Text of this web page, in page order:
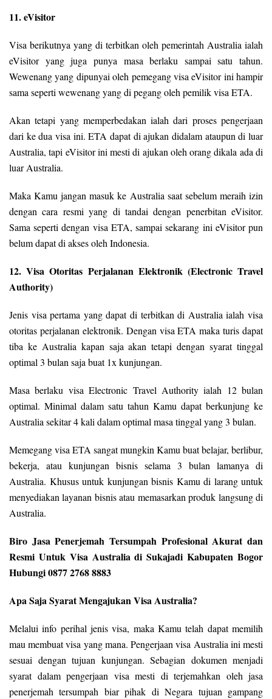
11. eVisitor
Visa berikutnya yang di terbitkan oleh pemerintah Australia ialah
eVisitor yang juga punya masa berlaku sampai satu tahun.
Wewenang yang dipunyai oleh pemegang visa eVisitor ini hampir
sama seperti wewenang yang di pegang oleh pemilik visa ETA.
Akan tetapi yang memperbedakan ialah dari proses pengerjaan
dari ke dua visa ini. ETA dapat di ajukan didalam ataupun di luar
Australia, tapi eVisitor ini mesti di ajukan oleh orang dikala ada di
luar Australia.
Maka Kamu jangan masuk ke Australia saat sebelum meraih izin
dengan cara resmi yang di tandai dengan penerbitan eVisitor.
Sama seperti dengan visa ETA, sampai sekarang ini eVisitor pun
belum dapat di akses oleh Indonesia.
12. Visa Otoritas Perjalanan Elektronik (Electronic Travel
Authority)
Jenis visa pertama yang dapat di terbitkan di Australia ialah visa
otoritas perjalanan elektronik. Dengan visa ETA maka turis dapat
tiba ke Australia kapan saja akan tetapi dengan syarat tinggal
optimal 3 bulan saja buat 1x kunjungan.
Masa berlaku visa Electronic Travel Authority ialah 12 bulan
optimal. Minimal dalam satu tahun Kamu dapat berkunjung ke
Australia sekitar 4 kali dalam optimal masa tinggal yang 3 bulan.
Memegang visa ETA sangat mungkin Kamu buat belajar, berlibur,
bekerja, atau kunjungan bisnis selama 3 bulan lamanya di
Australia. Khusus untuk kunjungan bisnis Kamu di larang untuk
menyediakan layanan bisnis atau memasarkan produk langsung di
Australia.
Biro Jasa Penerjemah Tersumpah Profesional Akurat dan
Resmi Untuk Visa Australia di Sukajadi Kabupaten Bogor
Hubungi 0877 2768 8883
Apa Saja Syarat Mengajukan Visa Australia?
Melalui info perihal jenis visa, maka Kamu telah dapat memilih
mau membuat visa yang mana. Pengerjaan visa Australia ini mesti
sesuai dengan tujuan kunjungan. Sebagian dokumen menjadi
syarat dalam pengerjaan visa mesti di terjemahkan oleh jasa
penerjemah tersumpah biar pihak di Negara tujuan gampang